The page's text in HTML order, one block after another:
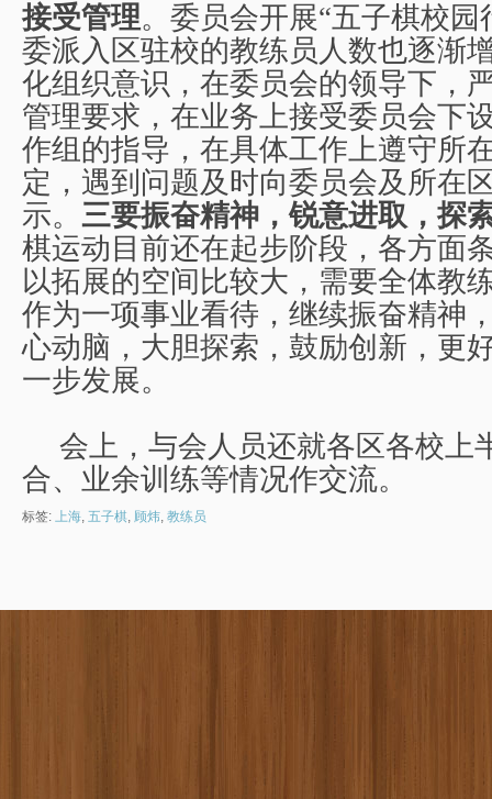
接受管理。委员会开展“五子棋校园
委派入区驻校的教练员人数也逐渐
化组织意识，在委员会的领导下，
管理要求，在业务上接受委员会下
作组的指导，在具体工作上遵守所
定，遇到问题及时向委员会及所在
示。 三要振奋精神，锐意进取，探
棋运动目前还在起步阶段，各方面
以拓展的空间比较大，需要全体教
作为一项事业看待，继续振奋精神
心动脑，大胆探索，鼓励创新，更
一步发展。
会上，与会人员还就各区各校上
合、业余训练等情况作交流。
标签: 上海, 五子棋, 顾炜, 教练员